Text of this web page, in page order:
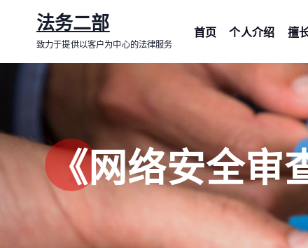
内
法务二部
致力于提供以客户为中心的法律服务
首页 个人介绍 擅
《网络安全审